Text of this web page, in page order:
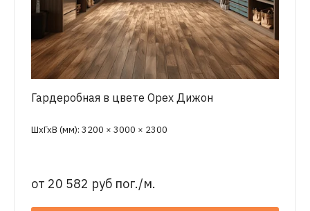
Гардеробная в цвете Орех Дижон
ШхГхВ (мм): 3200 × 3000 × 2300
от 20 582 руб пог./м.